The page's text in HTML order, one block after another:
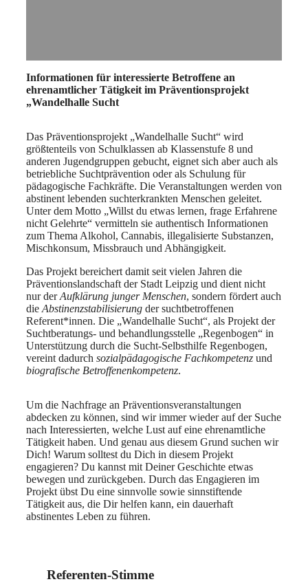
Informationen für interessierte Betroffene an
ehrenamtlicher Tätigkeit im Präventionsprojekt
„Wandelhalle Sucht
Das Präventionsprojekt „Wandelhalle Sucht“ wird
größtenteils von Schulklassen ab Klassenstufe 8 und
anderen Jugendgruppen gebucht, eignet sich aber auch als
betriebliche Suchtprävention oder als Schulung für
pädagogische Fachkräfte. Die Veranstaltungen werden von
abstinent lebenden suchterkrankten Menschen geleitet.
Unter dem Motto „Willst du etwas lernen, frage Erfahrene
nicht Gelehrte“ vermitteln sie authentisch Informationen
zum Thema Alkohol, Cannabis, illegalisierte Substanzen,
Mischkonsum, Missbrauch und Abhängigkeit.
Das Projekt bereichert damit seit vielen Jahren die
Präventionslandschaft der Stadt Leipzig und dient nicht
nur derAufklärung junger Menschen, sondern fördert auch
die Abstinenzstabilisierung der suchtbetroffenen
Referent*innen. Die „Wandelhalle Sucht“, als Projekt der
Suchtberatungs- und behandlungsstelle „Regenbogen“ in
Unterstützung durch die Sucht‐Selbsthilfe Regenbogen,
vereint dadurch sozialpädagogische Fachkompetenz und
biografische Betroffenenkompetenz.
Um die Nachfrage an Präventionsveranstaltungen
abdecken zu können, sind wir immer wieder auf der Suche
nach Interessierten, welche Lust auf eine ehrenamtliche
Tätigkeit haben. Und genau aus diesem Grund suchen wir
Dich! Warum solltest du Dich in diesem Projekt
engagieren? Du kannst mit Deiner Geschichte etwas
bewegen und zurückgeben. Durch das Engagieren im
Projekt übst Du eine sinnvolle sowie sinnstiftende
Tätigkeit aus, die Dir helfen kann, ein dauerhaft
abstinentes Leben zu führen.
Referenten-Stimme